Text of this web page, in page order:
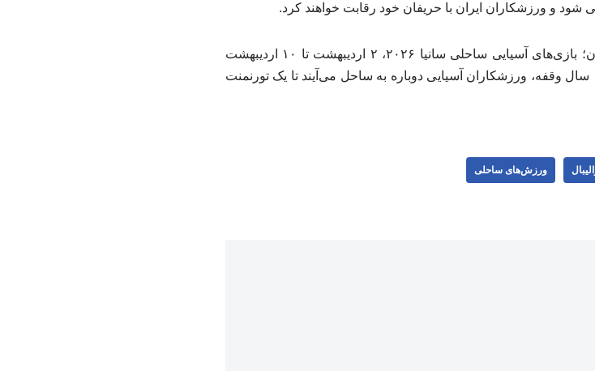
و ورزشکاران ایران با حریفان خود رقابت خواهند کرد.
به گزارش خبرگزاری فراخوان کنگره سلامت مردان؛ بازی‌های آسیایی ساحلی سانیا ۲۰۲۶، ۲ اردیبهشت تا ۱۰ اردیبهشت
۱۴۰۵ در شهر سانیا چین برگزار می‌شود و بعد از ۱٠ سال وقفه، ورزشکاران آسیایی دوباره به ساحل می‌آیند تا یک تورنمنت
ورزش‌های ساحلی